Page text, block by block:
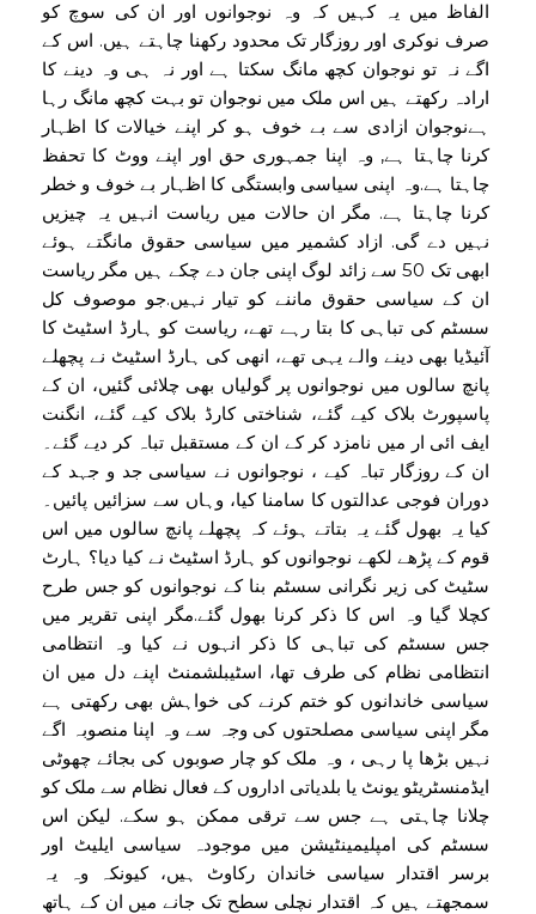
الفاظ میں یہ کہیں کہ وہ نوجوانوں اور ان کی سوچ کو
صرف نوکری اور روزگار تک محدود رکھنا چاہتے ہیں. اس کے
اگے نہ تو نوجوان کچھ مانگ سکتا ہے اور نہ ہی وہ دینے کا
ارادہ رکھتے ہیں اس ملک میں نوجوان تو بہت کچھ مانگ رہا
ہےنوجوان ازادی سے بے خوف ہو کر اپنے خیالات کا اظہار
کرنا چاہتا ہے, وہ اپنا جمہوری حق اور اپنے ووٹ کا تحفظ
چاہتا ہے.وہ اپنی سیاسی وابستگی کا اظہار بے خوف و خطر
کرنا چاہتا ہے. مگر ان حالات میں ریاست انہیں یہ چیزیں
نہیں دے گی. ازاد کشمیر میں سیاسی حقوق مانگتے ہوئے
ابھی تک 50 سے زائد لوگ اپنی جان دے چکے ہیں مگر ریاست
ان کے سیاسی حقوق ماننے کو تیار نہیں.جو موصوف کل
سسٹم کی تباہی کا بتا رہے تھے، ریاست کو ہارڈ اسٹیٹ کا
آئیڈیا بھی دینے والے یہی تھے، انھی کی ہارڈ اسٹیٹ نے پچھلے
پانچ سالوں میں نوجوانوں پر گولیاں بھی چلائی گئیں، ان کے
پاسپورٹ بلاک کیے گئے، شناختی کارڈ بلاک کیے گئے، انگنت
ایف ائی ار میں نامزد کر کے ان کے مستقبل تباہ کر دیے گئے۔
ان کے روزگار تباہ کیے ، نوجوانوں نے سیاسی جد و جہد کے
دوران فوجی عدالتوں کا سامنا کیا، وہاں سے سزائیں پائیں۔
کیا یہ بھول گئے یہ بتاتے ہوئے کہ پچھلے پانچ سالوں میں اس
قوم کے پڑھے لکھے نوجوانوں کو ہارڈ اسٹیٹ نے کیا دیا؟ ہارٹ
سٹیٹ کی زیر نگرانی سسٹم بنا کے نوجوانوں کو جس طرح
کچلا گیا وہ اس کا ذکر کرنا بھول گئے.مگر اپنی تقریر میں
جس سسٹم کی تباہی کا ذکر انہوں نے کیا وہ انتظامی
انتظامی نظام کی طرف تھا، اسٹیبلشمنٹ اپنے دل میں ان
سیاسی خاندانوں کو ختم کرنے کی خواہش بھی رکھتی ہے
مگر اپنی سیاسی مصلحتوں کی وجہ سے وہ اپنا منصوبہ اگے
نہیں بڑھا پا رہی ، وہ ملک کو چار صوبوں کی بجائے چھوٹی
ایڈمنسٹریٹو یونٹ یا بلدیاتی اداروں کے فعال نظام سے ملک کو
چلانا چاہتی ہے جس سے ترقی ممکن ہو سکے. لیکن اس
سسٹم کی امپلیمینٹیشن میں موجودہ سیاسی ایلیٹ اور
برسر اقتدار سیاسی خاندان رکاوٹ ہیں، کیونکہ وہ یہ
سمجھتے ہیں کہ اقتدار نچلی سطح تک جانے میں ان کے ہاتھ